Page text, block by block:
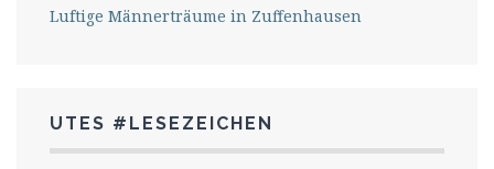
Luftige Männerträume in Zuffenhausen
UTES #LESEZEICHEN